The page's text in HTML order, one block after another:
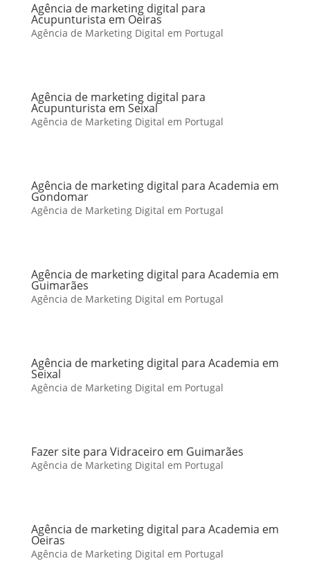
Agência de marketing digital para
Acupunturista em Oeiras
Agência de Marketing Digital em Portugal
Agência de marketing digital para
Acupunturista em Seixal
Agência de Marketing Digital em Portugal
Agência de marketing digital para Academia em
Gondomar
Agência de Marketing Digital em Portugal
Agência de marketing digital para Academia em
Guimarães
Agência de Marketing Digital em Portugal
Agência de marketing digital para Academia em
Seixal
Agência de Marketing Digital em Portugal
Fazer site para Vidraceiro em Guimarães
Agência de Marketing Digital em Portugal
Agência de marketing digital para Academia em
Oeiras
Agência de Marketing Digital em Portugal